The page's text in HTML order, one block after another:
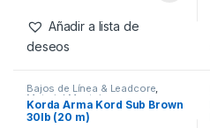
Añadir a lista de
deseos
Bajos de Línea & Leadcore,
Material Montajes
Korda Arma Kord Sub Brown
30lb (20 m)